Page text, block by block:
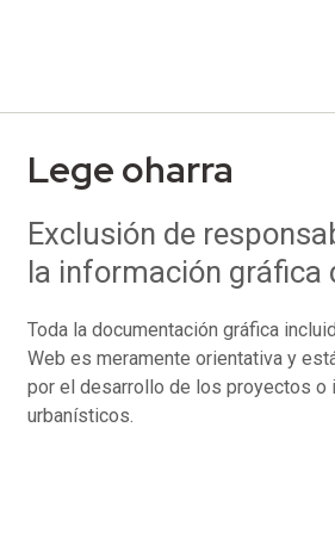
Lege oharra
Exclusión de
la información gráfica
Toda la documentación gráfica
Web es meramente orientativa y
por el desarrollo de los proyectos o
urbanísticos.